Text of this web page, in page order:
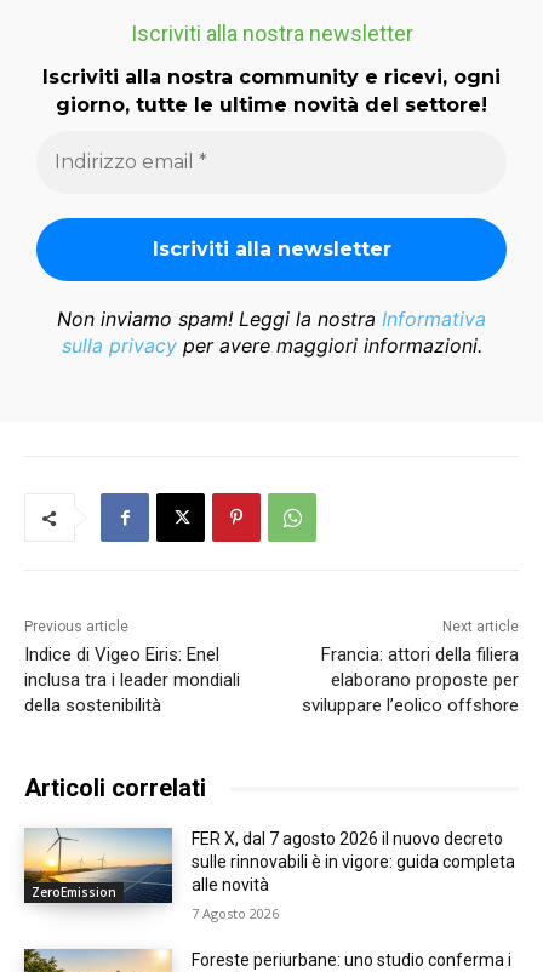
Iscriviti alla nostra newsletter
Iscriviti alla nostra community e ricevi, ogni
giorno, tutte le ultime novità del settore!
Non inviamo spam! Leggi la nostra Informativa
sulla privacyper avere maggiori informazioni.
Previous article
Indice di Vigeo Eiris: Enel
inclusa tra i leader mondiali
della sostenibilità
Next article
Francia: attori della filiera
elaborano proposte per
sviluppare l’eolico offshore
Articoli correlati
ZeroEmission
FER X, dal 7 agosto 2026 il nuovo decreto
sulle rinnovabili è in vigore: guida completa
alle novità
7 Agosto 2026
Foreste periurbane: uno studio conferma i